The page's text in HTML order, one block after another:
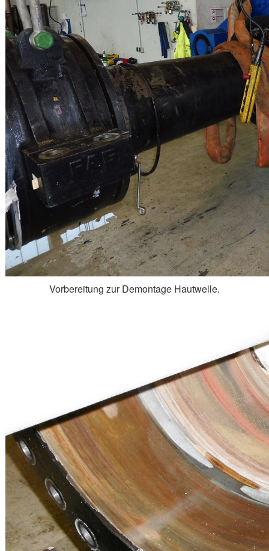
Vorbereitung zur Demontage Hautwelle.